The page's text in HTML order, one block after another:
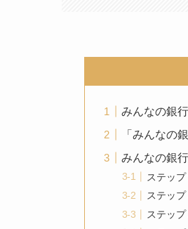
みんなの銀
「みんなの
みんなの銀
ステッ
ステッ
ステッ